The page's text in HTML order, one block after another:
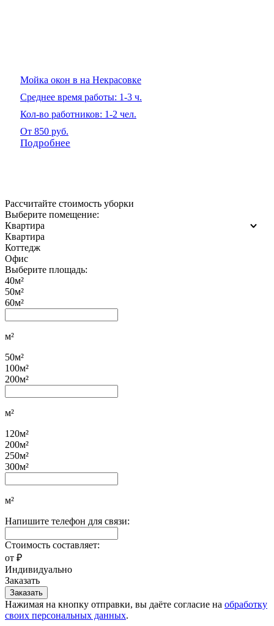
Мойка окон в на Некрасовке
Среднее время работы: 1-3 ч.
Кол-во работников: 1-2 чел.
От 850 руб.
Подробнее
Рассчитайте стоимость уборки
Выберите помещение:
Квартира
Квартира
Коттедж
Офис
Выберите площадь:
40м²
50м²
60м²
м²
50м²
100м²
200м²
м²
120м²
200м²
250м²
300м²
м²
Напишите телефон для связи:
Стоимость составляет:
от ₽
Индивидуально
Заказать
Нажимая на кнопку отправки, вы даёте согласие на обработку
своих персональных данных.